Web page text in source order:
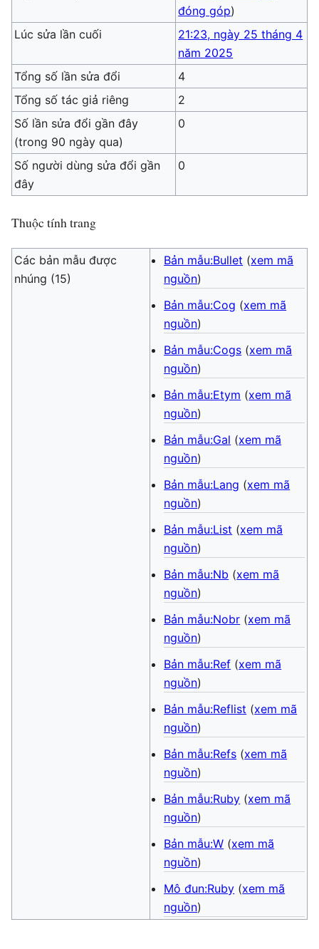
đóng góp)
Lúc sửa lần cuối
21:23, ngày 25 tháng 4
năm 2025
Tổng số lần sửa đổi
4
Tổng số tác giả riêng
2
Số lần sửa đổi gần đây
(trong 90 ngày qua)
0
Số người dùng sửa đổi gần
đây
0
Thuộc tính trang
Các bản mẫu được
nhúng (15)
Bản mẫu:Bullet (xem mã
nguồn)
Bản mẫu:Cog (xem mã
nguồn)
Bản mẫu:Cogs (xem mã
nguồn)
Bản mẫu:Etym (xem mã
nguồn)
Bản mẫu:Gal (xem mã
nguồn)
Bản mẫu:Lang (xem mã
nguồn)
Bản mẫu:List (xem mã
nguồn)
Bản mẫu:Nb (xem mã
nguồn)
Bản mẫu:Nobr (xem mã
nguồn)
Bản mẫu:Ref (xem mã
nguồn)
Bản mẫu:Reflist (xem mã
nguồn)
Bản mẫu:Refs (xem mã
nguồn)
Bản mẫu:Ruby (xem mã
nguồn)
Bản mẫu:W (xem mã
nguồn)
Mô đun:Ruby (xem mã
nguồn)